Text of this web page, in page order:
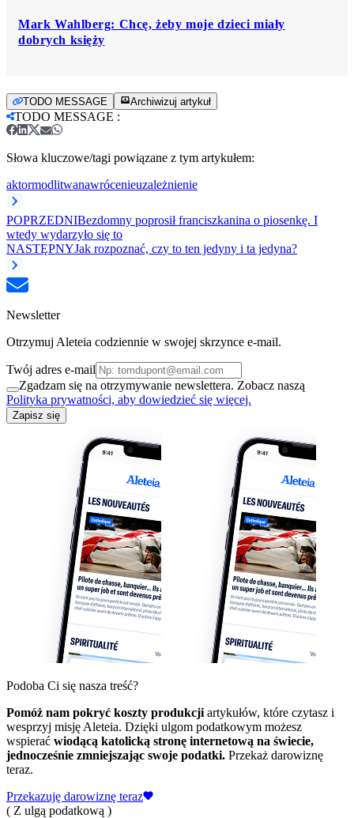
Mark Wahlberg: Chcę, żeby moje dzieci miały
dobrych księży
TODO MESSAGE Archiwizuj artykuł
TODO MESSAGE :
Słowa kluczowe/tagi powiązane z tym artykułem:
aktormodlitwanawrócenieuzależnienie
POPRZEDNIBezdomny poprosił franciszkanina o piosenkę. I
wtedy wydarzyło się to
NASTĘPNYJak rozpoznać, czy to ten jedyny i ta jedyna?
Newsletter
Otrzymuj Aleteia codziennie w swojej skrzynce e-mail.
Twój adres e-mail
Zgadzam się na otrzymywanie newslettera. Zobacz naszą
Polityka prywatności, aby dowiedzieć się więcej.
Zapisz się
Podoba Ci się nasza treść?
Pomóż nam pokryć koszty produkcji artykułów, które czytasz i
wesprzyj misję Aleteia. Dzięki ulgom podatkowym możesz
wspierać wiodącą katolicką stronę internetową na świecie,
jednocześnie zmniejszając swoje podatki. Przekaż darowiznę
teraz.
Przekazuję darowiznę teraz
( Z ulgą podatkową )